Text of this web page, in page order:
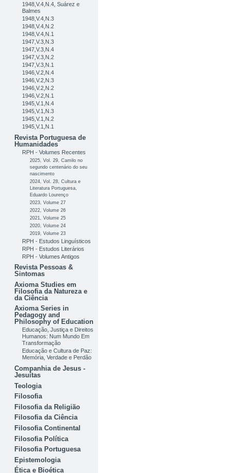
1948,V.4,N.4, Suárez e
Balmes
1948,V.4,N.3
1948,V.4,N.2
1948,V.4,N.1
1947,V.3,N.3
1947,V.3,N.4
1947,V.3,N.2
1947,V.3,N.1
1946,V.2,N.4
1946,V.2,N.3
1946,V.2,N.2
1946,V.2,N.1
1945,V.1,N.4
1945,V.1,N.3
1945,V.1,N.2
1945,V.1,N.1
Revista Portuguesa de
Humanidades
RPH - Volumes Recentes
2025, Vol. 29, Camilo no
segundo centenário do seu
nascimento
2024, Vol. 28, Cultura e
Literatura Portuguesa,
Eduardo Lourenço
2023, Volume 27
2022, Volume 26
2021, Volume 25
2020, Volume 24
2019, Volume 23
RPH - Estudos Linguísticos
RPH - Estudos Literários
RPH - Volumes Antigos
Revista Pessoas &
Sintomas
Axioma Studies em
Filosofia da Natureza e
da Ciência
Axioma Series in
Pedagogy and
Philosophy of Education
Educação, Justiça e Direitos
Humanos: Num Mundo Em
Transformação
Educação e Cultura de Paz:
Memória, Verdade e Perdão
Companhia de Jesus -
Jesuítas
Teologia
Filosofia
Filosofia da Religião
Filosofia da Ciência
Filosofia Continental
Filosofia Política
Filosofia Portuguesa
Epistemologia
Ética e Bioética